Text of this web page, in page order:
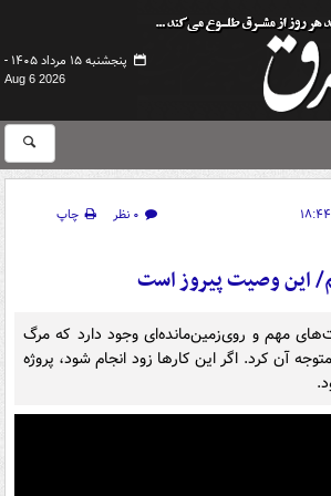
پنجشنبه ۱۵ مرداد ۱۴۰۵ -
Aug 6 2026
۰ نظر
چاپ
این وصیت پیروز است
مهم و روی‌زمین‌مانده‌ای وجود دارد که مرگ
آن کرد. اگر این کارها زود انجام شود، پروژه